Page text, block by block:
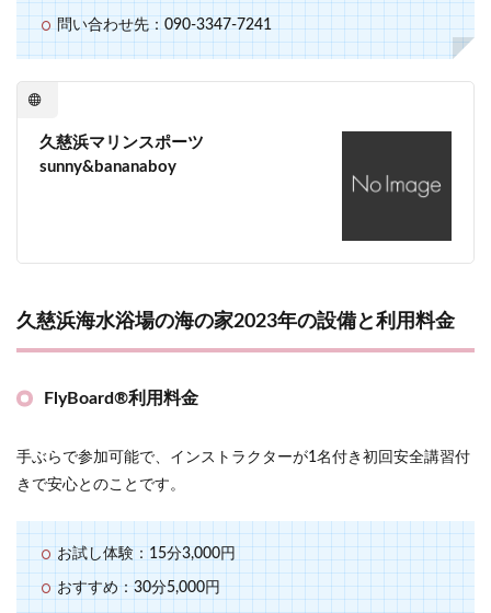
問い合わせ先：090-3347-7241
久慈浜マリンスポーツ
sunny&bananaboy
久慈浜海水浴場の海の家2023年の設備と利用料金
FlyBoard®利用料金
手ぶらで参加可能で、インストラクターが1名付き初回安全講習付
きで安心とのことです。
お試し体験：15分3,000円
おすすめ：30分5,000円